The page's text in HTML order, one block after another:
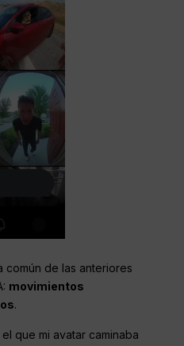
común de las anteriores
movimientos
.
que mi avatar caminaba